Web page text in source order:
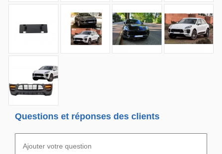
Questions et réponses des clients